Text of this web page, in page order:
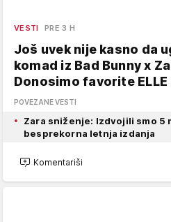
VESTI PRE 3 H
Još uvek nije kasno da
komad iz Bad Bunny x
Donosimo favorite
POVEZANE VESTI
Zara sniženje: Izdvojili smo 5
besprekorna letnja izdanja
Komentariši